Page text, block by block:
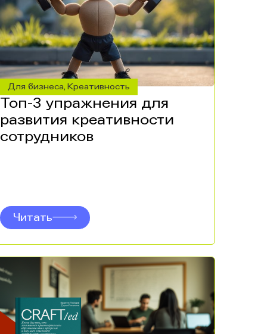
Для бизнеса, Креативность
Топ-3 упражнения для
развития креативности
сотрудников
Читать